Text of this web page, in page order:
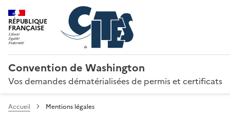
RÉPUBLIQUE
FRANÇAISE
Convention de Washington
Vos demandes dématérialisées de permis et certificats
Accueil Mentions légales